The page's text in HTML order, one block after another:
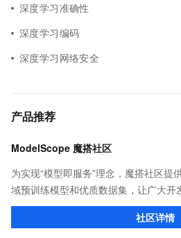
深度学习准确性
深度学习编码
深度学习网络安全
产品推荐
ModelScope 魔搭社区
为实现“模型即服务”理念，魔搭社区提
域预训练模型和优质数据集，让广大开
验模型效果；同时提供抽象编程接口及
发，真正让模型应用到不同的场景中。
社区详情